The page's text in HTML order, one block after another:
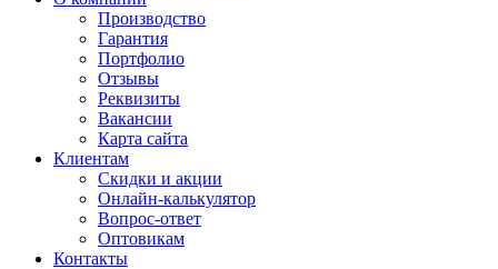
Производство
Гарантия
Портфолио
Отзывы
Реквизиты
Вакансии
Карта сайта
Клиентам
Скидки и акции
Онлайн-калькулятор
Вопрос-ответ
Оптовикам
Контакты